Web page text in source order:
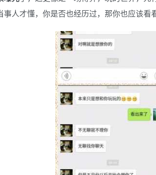
事人才懂，你是否也经历过，那你也应该看